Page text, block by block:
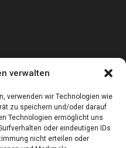
verwalten
verwenden wir Technologien wie
zu speichern und/oder darauf
Technologien ermöglicht uns
oder eindeutigen IDs
nicht erteilen oder
Isolierung für Wohnmobile